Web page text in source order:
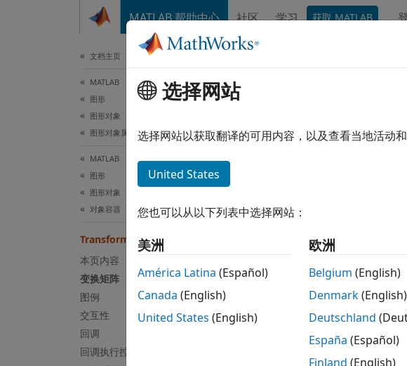
MATLAB 帮助中心 社区 学习 获取 MATLAB
文档主页
MATLAB
图形
图形对象
图形对象属性
MATLAB
图形
图形对象
对象容器
Transform 属性
本页内容
变换矩阵
图例
交互性
回调
回调执行控件
变换对象的外观和行为
h = hgtransform;
c = h.Children;
h.Matrix =
变换矩阵
全部展开
选择网站
选择网站以获取翻译的可用内容，以及查看当地活动
United States
您也可以从以下列表中选择网站：
美洲
América Latina (Español)
Canada (English)
United States (English)
欧洲
Belgium (English)
Denmark(English)
Deutschland
España (Español)
Finland (English)